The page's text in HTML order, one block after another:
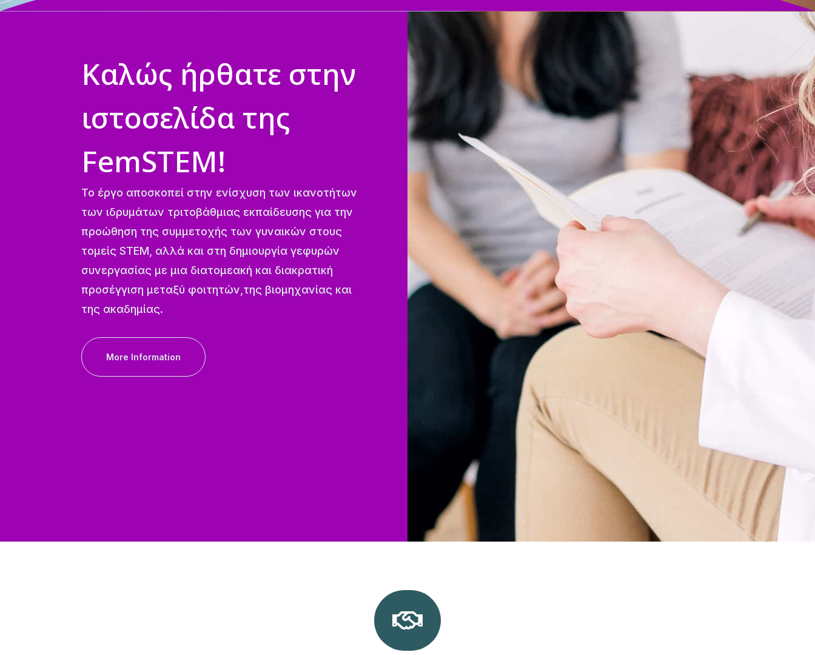
Καλώς ήρθατε στην
ιστοσελίδα της
FemSTEM!
Το έργο αποσκοπεί στην ενίσχυση των ικανοτήτων
των ιδρυμάτων τριτοβάθμιας εκπαίδευσης για την
προώθηση της συμμετοχής των γυναικών στους
τομείς STEM, αλλά και στη δημιουργία γεφυρών
συνεργασίας με μια διατομεακή και διακρατική
προσέγγιση μεταξύ φοιτητών,της βιομηχανίας και
της ακαδημίας.
More Information
